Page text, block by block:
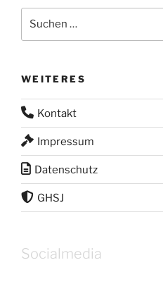
nach:
WEITERES
Kontakt
Impressum
Datenschutz
GHSJ
Socialmedia